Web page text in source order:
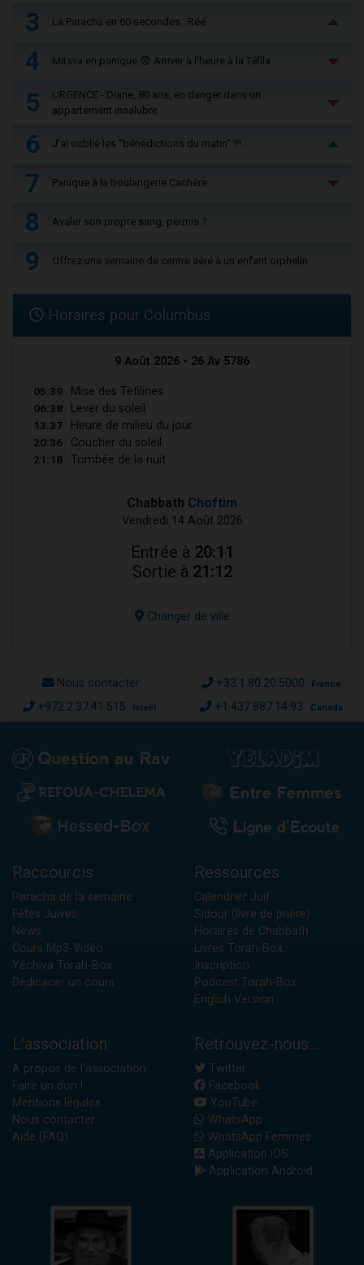
3 La Paracha en 60 secondes : Réé
4 Mitsva en panique 😨 Arriver à l'heure à la Téfila
5
URGENCE - Diane, 80 ans, en danger dans un
appartement insalubre
6 J'ai oublié les "bénédictions du matin" ?!
7 Panique à la boulangerie Cachère
8 Avaler son propre sang, permis ?
9 Offrez une semaine de centre aéré à un enfant orphelin
Horaires pour Columbus
9 Août 2026 - 26 Av 5786
05:39 Mise des Téfilines
06:38 Lever du soleil
13:37 Heure de milieu du jour
20:36 Coucher du soleil
21:18 Tombée de la nuit
Chabbath Choftim
Vendredi 14 Août 2026
Entrée à 20:11
Sortie à 21:12
Changer de ville
Nous contacter +33.1.80.20.5000 France
+972.2.37.41.515 Israël +1.437.887.14.93 Canada
Raccourcis
Paracha de la semaine
Fêtes Juives
News
Cours Mp3-Vidéo
Yéchiva Torah-Box
Dédicacer un cours
Ressources
Calendrier Juif
Sidour (livre de prière)
Horaires de Chabbath
Livres Torah-Box
Inscription
Podcast Torah-Box
English Version
L'association
A propos de l'association
Faire un don !
Mentions légales
Nous contacter
Aide (FAQ)
Retrouvez-nous...
Twitter
Facebook
YouTube
WhatsApp
WhatsApp Femmes
Application iOS
Application Android